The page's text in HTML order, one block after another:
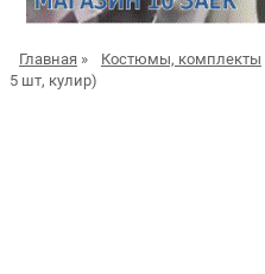
Главная » Костюмы, комплекты
5 шт, кулир)